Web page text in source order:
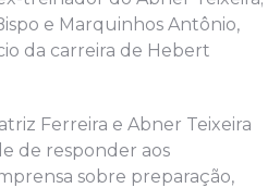
e Marquinhos Antônio,
da carreira de Hebert
Ferreira e Abner Teixeira
de responder aos
sobre preparação,